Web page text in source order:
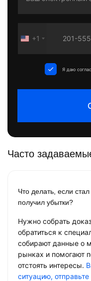
United
+1
Я даю
Часто
Что делать, если
получил убытки?
Нужно собрать
обратиться к
собирают данные о
рынках и помогают
отстоять интересы.
ситуацию, отправьте